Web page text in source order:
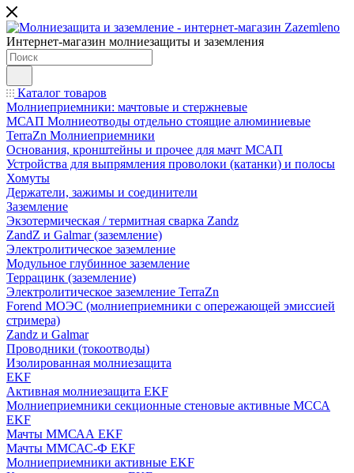
Интернет-магазин молниезащиты и заземления
Каталог товаров
Молниеприемники: мачтовые и стержневые
МСАП Молниеотводы отдельно стоящие алюминиевые
TerraZn Молниеприемники
Основания, кронштейны и прочее для мачт МСАП
Устройства для выпрямления проволоки (катанки) и полосы
Хомуты
Держатели, зажимы и соединители
Заземление
Экзотермическая / термитная сварка Zandz
ZandZ и Galmar (заземление)
Электролитическое заземление
Модульное глубинное заземление
Террацинк (заземление)
Электролитическое заземление TerraZn
Forend МОЭС (молниеприемники с опережающей эмиссией
стримера)
Zandz и Galmar
Проводники (токоотводы)
Изолированная молниезащита
EKF
Активная молниезащита EKF
Молниеприемники секционные стеновые активные МССА
EKF
Мачты ММСАА EKF
Мачты ММСАС-Ф EKF
Молниеприемники активные EKF